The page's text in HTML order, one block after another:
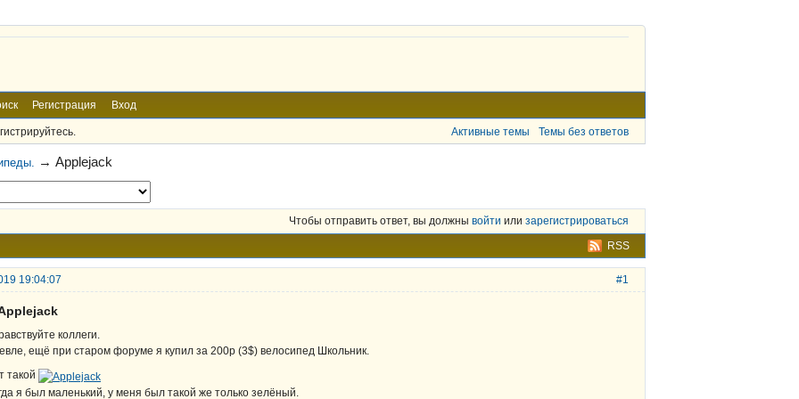
Регистрация Вход
Активные темы Темы без ответов
→Applejack
Чтобы отправить ответ, вы должны войти или зарегистрироваться
RSS
#1
19:04:07
коллеги.
ещё при старом форуме я купил за 200р (3$) велосипед Школьник.
такой
я был маленький, у меня был такой же только зелёный.